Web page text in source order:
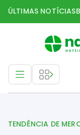
ÚLTIMAS NOTÍCIAS
Tendência de
TENDÊNCIA DE